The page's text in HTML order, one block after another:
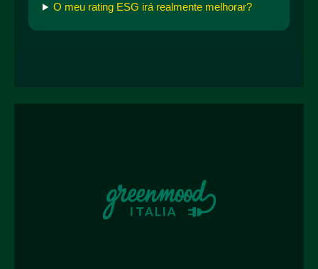
O meu rating ESG irá realmente melhorar?